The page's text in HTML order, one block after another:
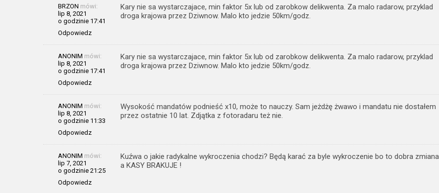
BRZON mówi:
lip 8, 2021
o godzinie 17:41
Odpowiedz
Kary nie sa wystarczajace, min faktor 5x lub od zarobkow delikwenta. Za malo radarow, przyklad
droga krajowa przez Dziwnow. Malo kto jedzie 50km/godz.
ANONIM mówi:
lip 8, 2021
o godzinie 17:41
Odpowiedz
Kary nie sa wystarczajace, min faktor 5x lub od zarobkow delikwenta. Za malo radarow, przyklad
droga krajowa przez Dziwnow. Malo kto jedzie 50km/godz.
ANONIM mówi:
lip 8, 2021
o godzinie 11:33
Odpowiedz
Wysokość mandatów podnieść x10, może to nauczy. Sam jeżdżę żwawo i mandatu nie dostałem
przez ostatnie 10 lat. Zdjątka z fotoradaru też nie.
ANONIM mówi:
lip 7, 2021
o godzinie 21:25
Odpowiedz
Kuźwa o jakie radykalne wykroczenia chodzi? Będą karać za byle wykroczenie bo to dobra zmiana
a KASY BRAKUJE !